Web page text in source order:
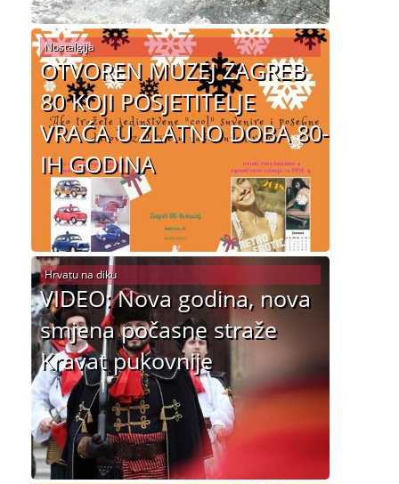
OTVOREN MUZEJ ZAGREB
80 KOJI POSJETITELJE
VRAĆA U ZLATNO DOBA 80-
IH GODINA
Nostalgija
VIDEO: Nova godina, nova
smjena počasne straže
Kravat pukovnije
Hrvatu na diku